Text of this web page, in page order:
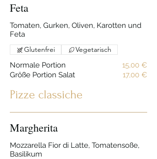
Feta
Tomaten, Gurken, Oliven, Karotten und
Feta
Normale Portion
15,00 €
Größe Portion Salat
17,00 €
Glutenfrei Vegetarisch
Pizze classiche
Margherita
Mozzarella Fior di Latte, Tomatensoße,
Basilikum